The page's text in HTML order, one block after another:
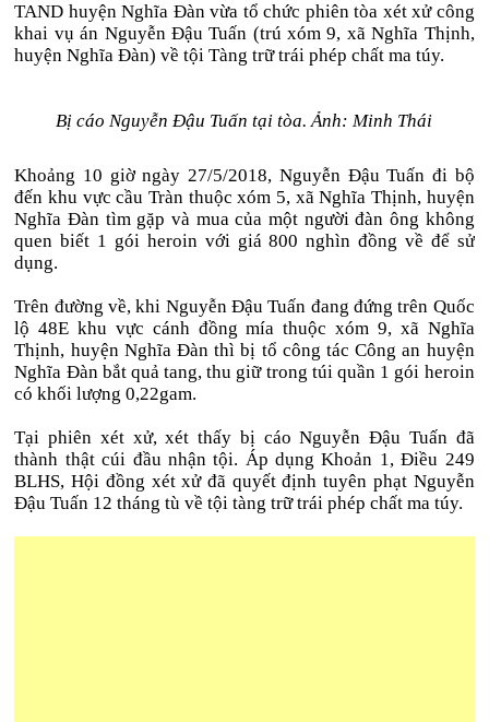
TAND huyện Nghĩa Đàn vừa tổ chức phiên tòa xét xử công
khai vụ án Nguyễn Đậu Tuấn (trú xóm 9, xã Nghĩa Thịnh,
huyện Nghĩa Đàn) về tội Tàng trữ trái phép chất ma túy.
Bị cáo Nguyễn Đậu Tuấn tại tòa. Ảnh: Minh Thái
Khoảng 10 giờ ngày 27/5/2018, Nguyễn Đậu Tuấn đi bộ
đến khu vực cầu Tràn thuộc xóm 5, xã Nghĩa Thịnh, huyện
Nghĩa Đàn tìm gặp và mua của một người đàn ông không
quen biết 1 gói heroin với giá 800 nghìn đồng về để sử
dụng.
Trên đường về, khi Nguyễn Đậu Tuấn đang đứng trên Quốc
lộ 48E khu vực cánh đồng mía thuộc xóm 9, xã Nghĩa
Thịnh, huyện Nghĩa Đàn thì bị tổ công tác Công an huyện
Nghĩa Đàn bắt quả tang, thu giữ trong túi quần 1 gói heroin
có khối lượng 0,22gam.
Tại phiên xét xử, xét thấy bị cáo Nguyễn Đậu Tuấn đã
thành thật cúi đầu nhận tội. Áp dụng Khoản 1, Điều 249
BLHS, Hội đồng xét xử đã quyết định tuyên phạt Nguyễn
Đậu Tuấn 12 tháng tù về tội tàng trữ trái phép chất ma túy.